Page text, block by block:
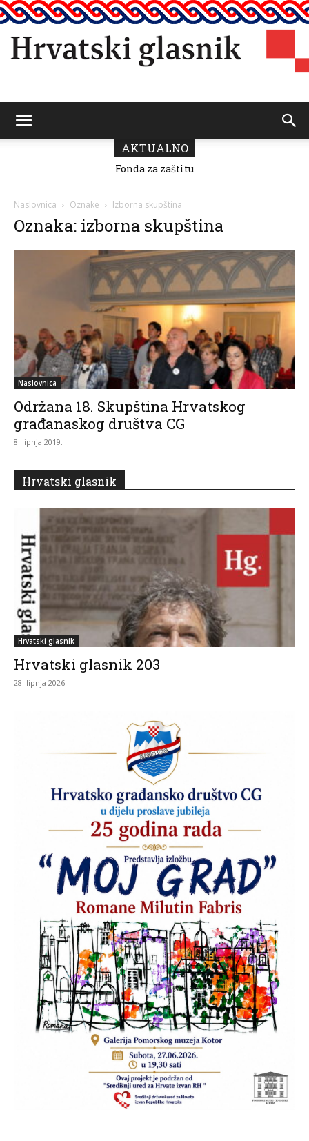
AKTUALNO
Fonda za zaštitu
prava donio
odluku o
raspodjeli
sredstava za
Naslovnica Oznake Izborna skupština
Oznaka: izborna skupština
Naslovnica
Održana 18. Skupština Hrvatskog
građanaskog društva CG
8. lipnja 2019.
Hrvatski glasnik
Hrvatski glasnik
Hrvatski glasnik 203
28. lipnja 2026.